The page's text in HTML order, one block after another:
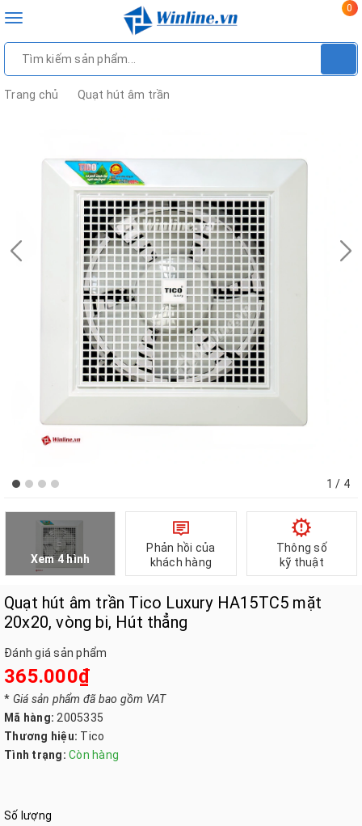
Toggle
0
Trang chủ Quạt hút âm trần
1 / 4
Xem 4 hình
Phản hồi của
khách hàng
Thông số
kỹ thuật
Quạt hút âm trần Tico Luxury HA15TC5 mặt
20x20, vòng bi, Hút thẳng
Đánh giá sản phẩm
365.000₫
* Giá sản phẩm đã bao gồm VAT
Mã hàng: 2005335
Thương hiệu: Tico
Tình trạng: Còn hàng
Số lượng